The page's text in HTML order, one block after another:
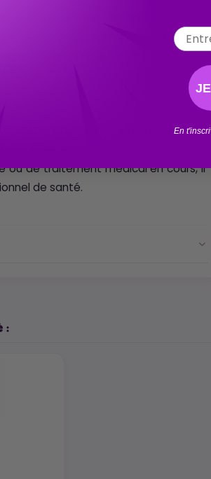
les personnes actives ou celles
Elle s’adresse également à ceux
efficace pour soulager les zones
être appliqué sur une peau irritée
avec les yeux. Déconseillée aux
ou de traitement médical en cours, il
de santé.
:
Email
En